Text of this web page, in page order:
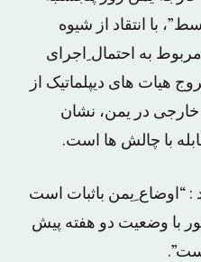
با انتقاد از شیوه
به احتمال ِاجرای
هیات های دیپلماتیک از
در یمن، نشان
با چالش ها است.
: “اوضاع ِیمن باثبات است
با وضعیت دو هفته پیش